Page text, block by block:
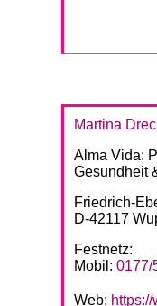
Martina
Alma Vida:
Gesundheit
Friedrich-
D-42117
Festnetz:
Mobil: 0177/
Web: